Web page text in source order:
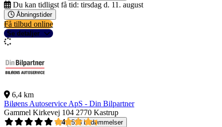
Du kan tidligst få tid: tirsdag d. 11. august
Åbningstider
Få tilbud online
Se detaljer
6,4 km
Biløens Autoservice ApS - Din Bilpartner
Gammel Kirkevej 104 2770 Kastrup
4,4
518 bedømmelser